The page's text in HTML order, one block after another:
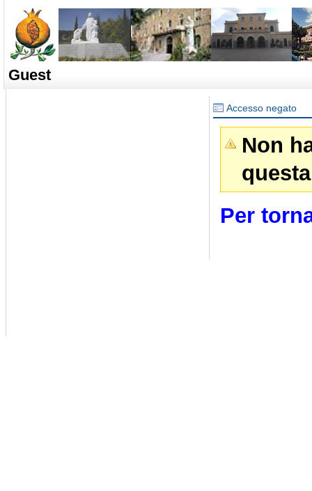
Guest
Accesso negato
Non
Per